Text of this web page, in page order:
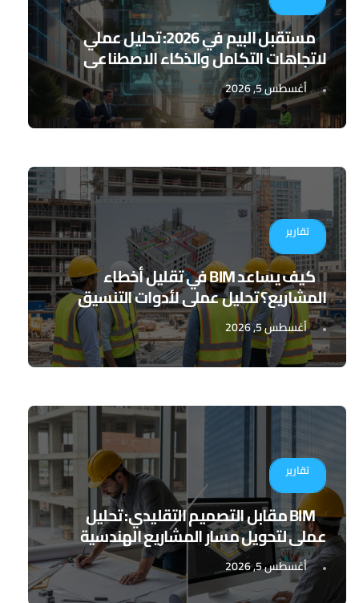
مستقبل البيم في 2026: تحليل عملي
لاتجاهات التكامل والذكاء الاصطناعي
أغسطس 5, 2026
تقارير
كيف يساعد BIM في تقليل أخطاء
المشاريع؟ تحليل عملي لأدوات التنسيق
الرقمي
أغسطس 5, 2026
تقارير
BIM مقابل التصميم التقليدي: تحليل
عملي لتحويل مسار المشاريع الهندسية
أغسطس 5, 2026